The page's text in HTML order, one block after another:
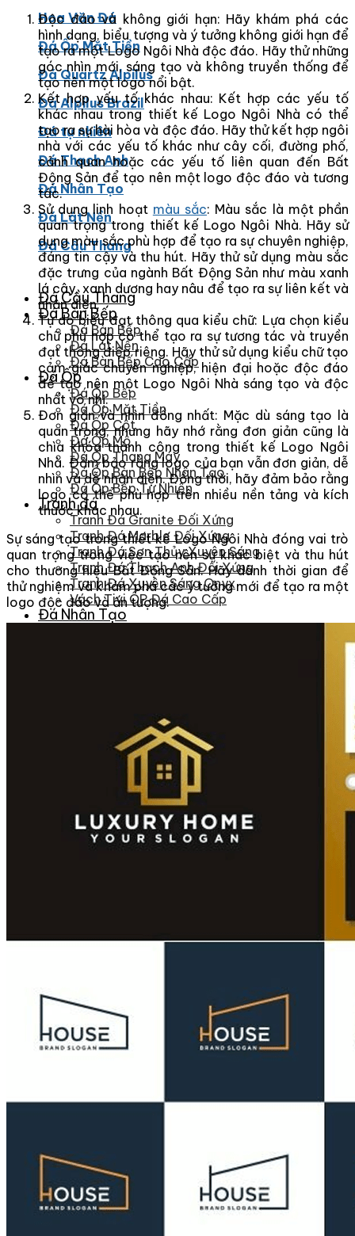
Hoa Văn Đá
Đá Ốp Mặt Tiền
Đá Quartz Alpilus
Đá Alpilus Brazil
Đá tự nhiên
Đá Thạch Anh
Đá Nhân Tạo
Đá Lát Nền
Đá Cầu Thang
Đá Cầu Thang
Đá Bàn Bếp
Đá Bàn Bếp
Đá Lát Nền
Đá Bàn Bếp Cao Cấp
Đá Ốp
Đá Ốp Bếp
Đá Ốp Mặt Tiền
Đá Ốp Cột
Đá Ốp Mộ
Đá Ốp Thang Máy
Đá Ốp Bàn Bếp Nhân Tạo
Đá Ốp Bếp Tự Nhiên
Tranh đá
Tranh Đá Granite Đối Xứng
Tranh Đá Marble Đối Xứng
Tranh Đá Sơn Thủy Xuyên Sáng
Tranh Đá Thạch Anh Đối Xứng
Tranh Đá Xuyên Sáng Onyx
Vách Tivi ỐP Đá Cao Cấp
Đá Nhân Tạo
Độc đáo và không giới hạn: Hãy khám phá các
hình dạng, biểu tượng và ý tưởng không giới hạn để
tạo ra một Logo Ngôi Nhà độc đáo. Hãy thử những
góc nhìn mới, sáng tạo và không truyền thống để
tạo nên một logo nổi bật.
Kết hợp yếu tố khác nhau: Kết hợp các yếu tố
khác nhau trong thiết kế Logo Ngôi Nhà có thể
tạo ra sự hài hòa và độc đáo. Hãy thử kết hợp ngôi
nhà với các yếu tố khác như cây cối, đường phố,
cảnh quan hoặc các yếu tố liên quan đến Bất
Động Sản để tạo nên một logo độc đáo và tương
tác.
Sử dụng linh hoạt màu sắc: Màu sắc là một phần
quan trọng trong thiết kế Logo Ngôi Nhà. Hãy sử
dụng màu sắc phù hợp để tạo ra sự chuyên nghiệp,
đáng tin cậy và thu hút. Hãy thử sử dụng màu sắc
đặc trưng của ngành Bất Động Sản như màu xanh
lá cây, xanh dương hay nâu để tạo ra sự liên kết và
nhận diện.
Tự do biểu đạt thông qua kiểu chữ: Lựa chọn kiểu
chữ phù hợp có thể tạo ra sự tương tác và truyền
đạt thông điệp riêng. Hãy thử sử dụng kiểu chữ tạo
cảm giác chuyên nghiệp, hiện đại hoặc độc đáo
để tạo nên một Logo Ngôi Nhà sáng tạo và độc
nhất vô nhị.
Đơn giản và nhìn đồng nhất: Mặc dù sáng tạo là
quan trọng, nhưng hãy nhớ rằng đơn giản cũng là
chìa khóa thành công trong thiết kế Logo Ngôi
Nhà. Đảm bảo rằng logo của bạn vẫn đơn giản, dễ
nhìn và dễ nhận diện. Đồng thời, hãy đảm bảo rằng
logo có thể phù hợp trên nhiều nền tảng và kích
thước khác nhau.
Sự sáng tạo trong thiết kế Logo Ngôi Nhà đóng vai trò
quan trọng trong việc tạo nên sự khác biệt và thu hút
cho thương hiệu Bất Động Sản. Hãy dành thời gian để
thử nghiệm và khám phá các ý tưởng mới để tạo ra một
logo độc đáo và ấn tượng.